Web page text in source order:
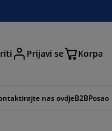
Prijavi se Korpa
nas ovdjeB2BPosao